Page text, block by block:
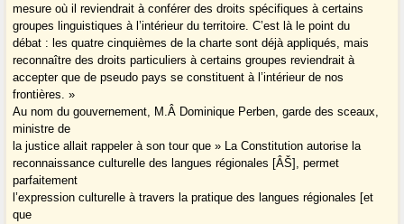
mesure où il reviendrait à conférer des droits spécifiques à certains
groupes linguistiques à l’intérieur du territoire. C’est là le point du
débat : les quatre cinquièmes de la charte sont déjà appliqués, mais
reconnaître des droits particuliers à certains groupes reviendrait à
accepter que de pseudo pays se constituent à l’intérieur de nos
frontières. »
Au nom du gouvernement, M.Â Dominique Perben, garde des sceaux,
ministre de
la justice allait rappeler à son tour que » La Constitution autorise la
reconnaissance culturelle des langues régionales [ÂŠ], permet
parfaitement
l’expression culturelle à travers la pratique des langues régionales [et
que